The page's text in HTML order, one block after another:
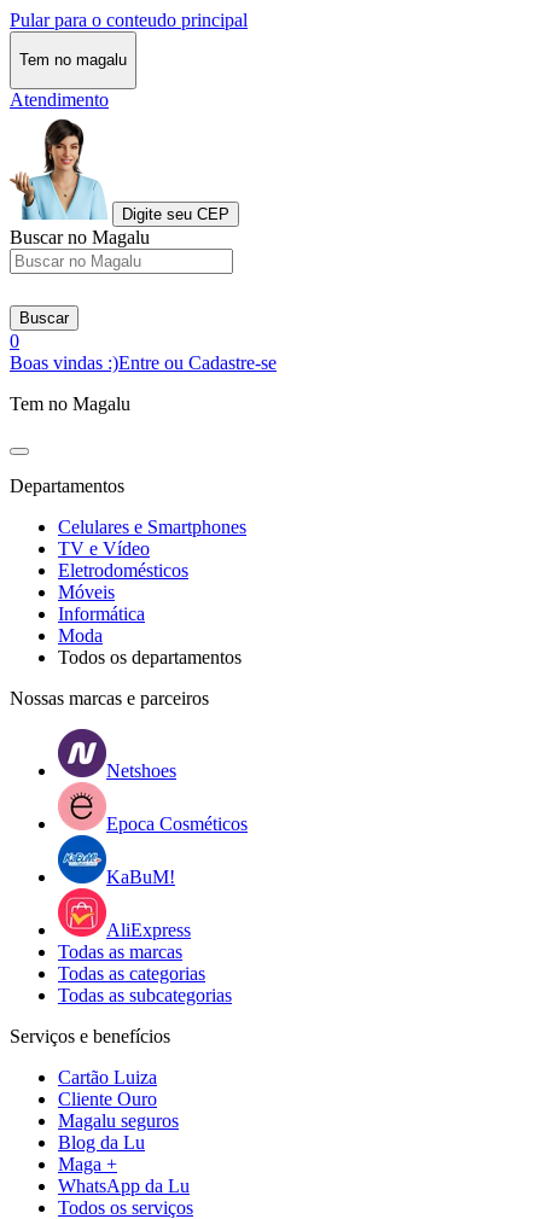
Pular para o conteudo principal
Tem no magalu
Atendimento
Digite seu CEP
Buscar no Magalu
Buscar
0
Boas vindas :)Entre ou Cadastre-se
Tem no Magalu
Departamentos
Celulares e Smartphones
TV e Vídeo
Eletrodomésticos
Móveis
Informática
Moda
Todos os departamentos
Nossas marcas e parceiros
Netshoes
Epoca Cosméticos
KaBuM!
AliExpress
Todas as marcas
Todas as categorias
Todas as subcategorias
Serviços e benefícios
Cartão Luiza
Cliente Ouro
Magalu seguros
Blog da Lu
Maga +
WhatsApp da Lu
Todos os serviços